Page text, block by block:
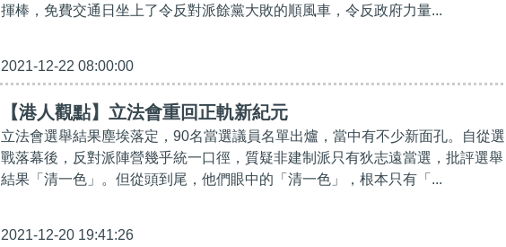
揮棒，免費交通日坐上了令反對派餘黨大敗的順風車，令反政府力量...
2021-12-22 08:00:00
【港人觀點】立法會重回正軌新紀元
立法會選舉結果塵埃落定，90名當選議員名單出爐，當中有不少新面孔。自從選
戰落幕後，反對派陣營幾乎統一口徑，質疑非建制派只有狄志遠當選，批評選舉
結果「清一色」。但從頭到尾，他們眼中的「清一色」，根本只有「...
2021-12-20 19:41:26